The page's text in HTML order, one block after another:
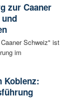
zur Caaner
Schweiz" ist
im
Koblenz: